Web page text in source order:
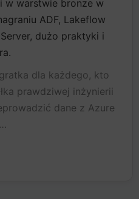
w warstwie bronze w
ADF, Lakeflow
dużo praktyki i
dla każdego, kto
prawdziwej inżynierii
dane z Azure